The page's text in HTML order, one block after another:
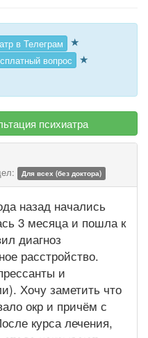
в Телеграм ★
вопрос ★
психиатра
Для всех (без доктора)
назад начались
3 месяца и пошла к
диагноз
расстройство.
и
Хочу заметить что
окр и причём с
курса лечения,